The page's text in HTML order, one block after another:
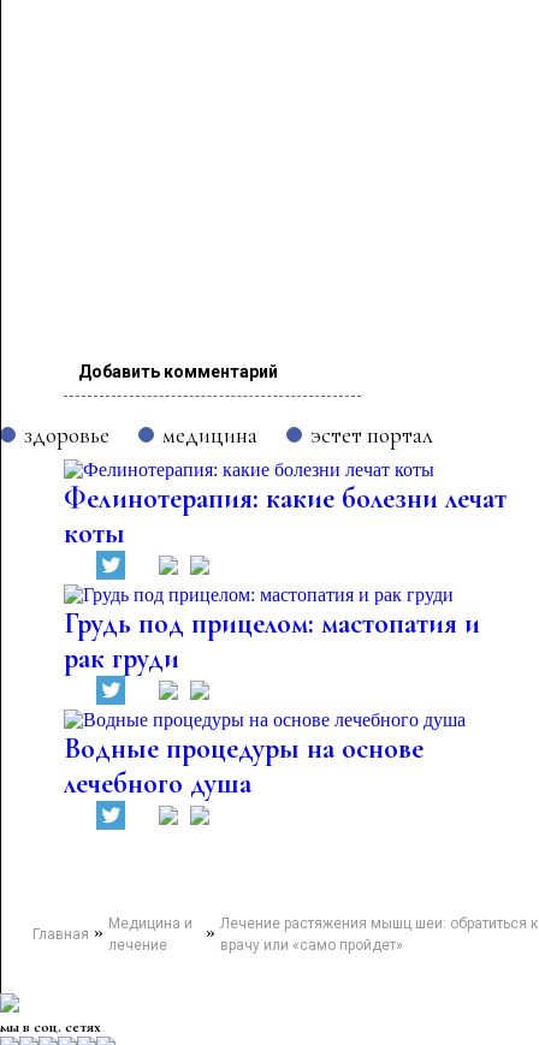
Добавить комментарий
здоровье медицина эстет портал
Фелинотерапия: какие болезни лечат
коты
Грудь под прицелом: мастопатия и
рак груди
Водные процедуры на основе
лечебного душа
Главная » Медицина и
лечение
»Лечение растяжения мышц шеи: обратиться к
врачу или «само пройдет»
мы в соц. сетях